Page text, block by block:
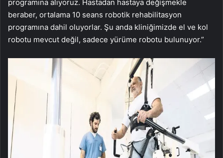
programına alıyoruz. Hastadan hastaya değişmekle
beraber, ortalama 10 seans robotik rehabilitasyon
programına dahil oluyorlar. Şu anda kliniğimizde el ve kol
robotu mevcut değil, sadece yürüme robotu bulunuyor.”